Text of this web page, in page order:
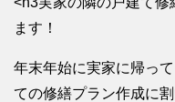
ます！
年末年始に実家に帰っ
ての修繕プラン作成に割